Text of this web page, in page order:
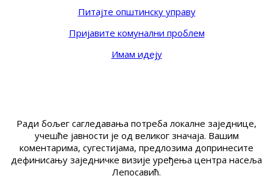
Питајте општинску управу
Пријавите комунални проблем
Имам идеју
Ради бољег сагледавања потреба локалне заједнице,
учешће јавности је од великог значаја. Вашим
коментарима, сугестијама, предлозима допринесите
дефинисању заједничке визије уређења центра насеља
Лепосавић.